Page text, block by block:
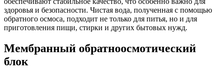
здоровья и безопасности. Чистая вода, полученная с помощью
обратного осмоса, подходит не только для питья, но и для
приготовления пищи, стирки и других бытовых нужд.
Мембранный обратноосмотический
блок